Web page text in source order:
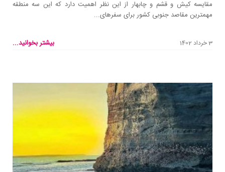
مقایسه کیش و قشم و چابهار از این نظر اهمیت دارد که این سه منطقه
مهمترین مقاصد جنوبی کشور برای سفرهای...
3 خرداد 1402 بیشتر بخوانید...